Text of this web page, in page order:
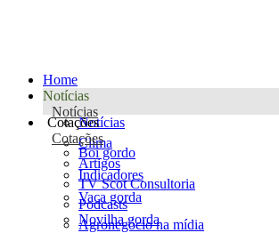
Home
Notícias
Notícias
Notícias
Clima
Artigos
TV Scot Consultoria
Podcasts
Agronegócio na mídia
Cotações
Cotações
Boi gordo
Indicadores
Vaca gorda
Novilha gorda